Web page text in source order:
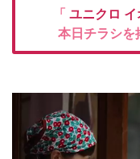
「 ユニクロ
本日チラシを